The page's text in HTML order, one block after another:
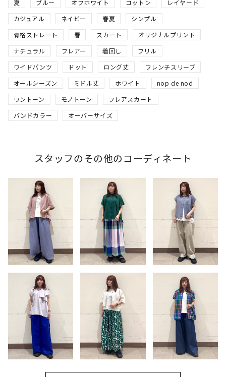
夏 ブルー オフホワイト コットン
レイヤード
カジュアル
ネイビー 春夏
シンプル
骨格ストレート
春 スカート
オリジナルプリント
ナチュラル
フレアー 着回し
フリル
ワイドパンツ
ドット ロング丈
フレンチスリーブ
オールシーズン
ミドル丈 ホワイト
nop de nod
ワントーン
モノトーン
フレアスカート
バンドカラー
オーバーサイズ
スタッフのその他のコーディネート